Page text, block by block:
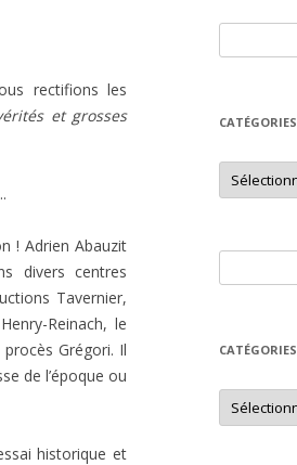
2016
2019
2020
2021
2023
rectifions les
et grosses
! Adrien Abauzit
divers centres
Tavernier,
Reinach, le
Grégori. Il
de l’époque ou
historique et
CATÉGORIES
Catégories
CATÉGORIES
Catégories